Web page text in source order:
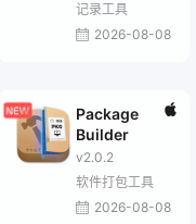
记录工具
2026-08-08
Package
Builder
v2.0.2
软件打包工具
2026-08-08